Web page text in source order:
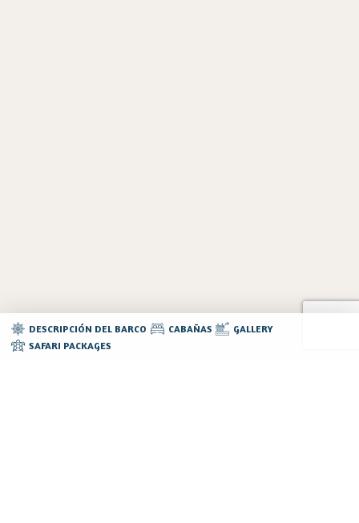
DESCRIPCIÓN DEL BARCO CABAÑAS
GALLERY
SAFARI PACKAGES